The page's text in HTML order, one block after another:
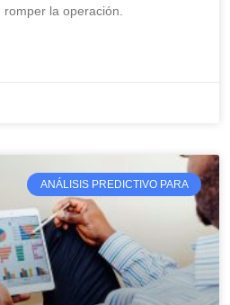
la operación.
ANÁLISIS PREDICTIVO PARA